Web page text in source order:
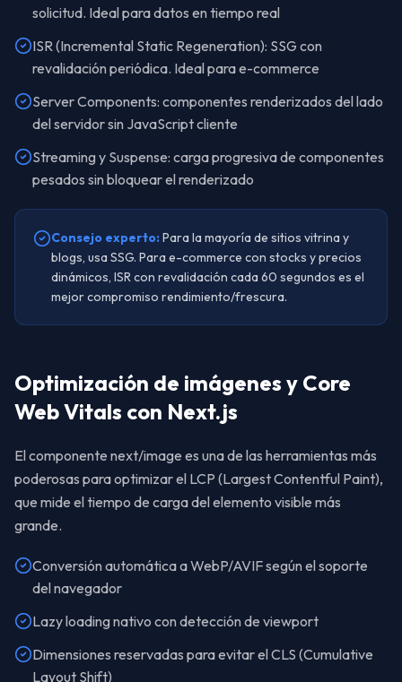
solicitud. Ideal para datos en tiempo real
ISR (Incremental Static Regeneration): SSG con
revalidación periódica. Ideal para e-commerce
Server Components: componentes renderizados del lado
del servidor sin JavaScript cliente
Streaming y Suspense: carga progresiva de componentes
pesados sin bloquear el renderizado
Consejo experto:Para la mayoría de sitios vitrina y
blogs, usa SSG. Para e-commerce con stocks y precios
dinámicos, ISR con revalidación cada 60 segundos es el
mejor compromiso rendimiento/frescura.
Optimización de imágenes y Core
Web Vitals con Next.js
El componente next/image es una de las herramientas más
poderosas para optimizar el LCP (Largest Contentful Paint),
que mide el tiempo de carga del elemento visible más
grande.
Conversión automática a WebP/AVIF según el soporte
del navegador
Lazy loading nativo con detección de viewport
Dimensiones reservadas para evitar el CLS (Cumulative
Layout Shift)